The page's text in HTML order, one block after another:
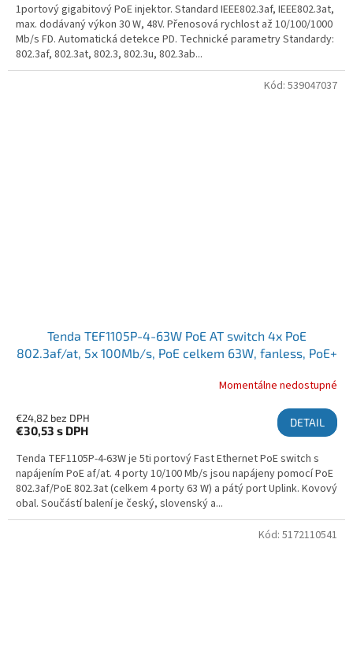
1portový gigabitový PoE injektor. Standard IEEE802.3af, IEEE802.3at,
max. dodávaný výkon 30 W, 48V. Přenosová rychlost až 10/100/1000
Mb/s FD. Automatická detekce PD. Technické parametry Standardy:
802.3af, 802.3at, 802.3, 802.3u, 802.3ab...
Tenda TEF1105P-4-63W PoE AT switch 4x PoE
802.3af/at, 5x 100Mb/s, PoE celkem 63W, fanless, PoE+
Momentálne nedostupné
€24,82 bez DPH
€30,53 s DPH
DETAIL
Tenda TEF1105P-4-63W je 5ti portový Fast Ethernet PoE switch s
napájením PoE af/at. 4 porty 10/100 Mb/s jsou napájeny pomocí PoE
802.3af/PoE 802.3at (celkem 4 porty 63 W) a pátý port Uplink. Kovový
obal. Součástí balení je český, slovenský a...
Kód: 539047037
Kód: 5172110541